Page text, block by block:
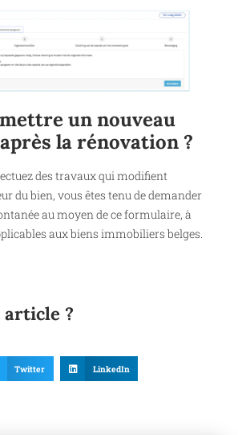
un nouveau
la rénovation ?
des travaux qui modifient
du bien, vous êtes tenu de demander
au moyen de ce formulaire, à
aux biens immobiliers belges.
article ?
Twitter LinkedIn